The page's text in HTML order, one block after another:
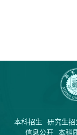
本科招生 研究生招
信息公开
本科